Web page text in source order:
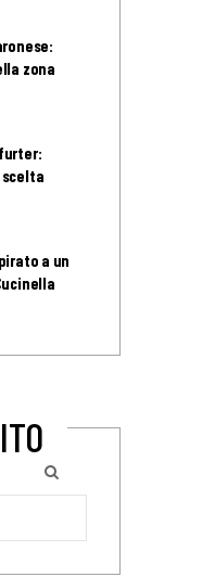
zona
scelta
a un